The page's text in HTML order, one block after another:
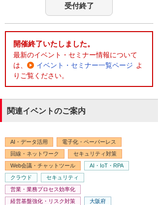
受付終了
開催終了いたしました。
最新のイベント・セミナー情報について
は、
イベント・セミナー一覧ページ よ
りご覧ください。
関連イベントのご案内
AI・データ活用
電子化・ペーパーレス
回線・ネットワーク
セキュリティ対策
Web会議・チャットツール
AI・IoT・RPA
クラウド
セキュリティ
営業・業務プロセス効率化
経営基盤強化・リスク対策
大阪府